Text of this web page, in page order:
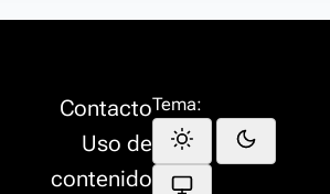
Contacto
Uso de
contenido
Tema: